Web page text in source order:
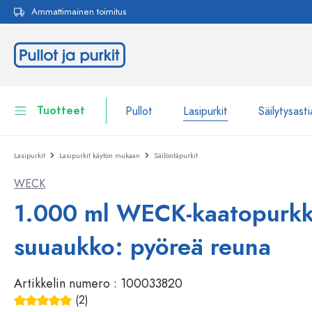
Siirry päänavigointiin
Ammattimainen toimitus
Tuotteet Pullot Lasipurkit
Pullot
Säilytysastiat
Astiat
Kosmetiikka-astiat
Näytä kaikki Pullot
Pullot tuotemerkin mukaan
WECK-Lasipullot
Lasipurkit Lasipurkit käytön mukaan Säilöntäpurkit
WECK
1.000 ml WECK-
suuaukko: pyöreä reuna
Artikkelin numero : 100033820
(2)